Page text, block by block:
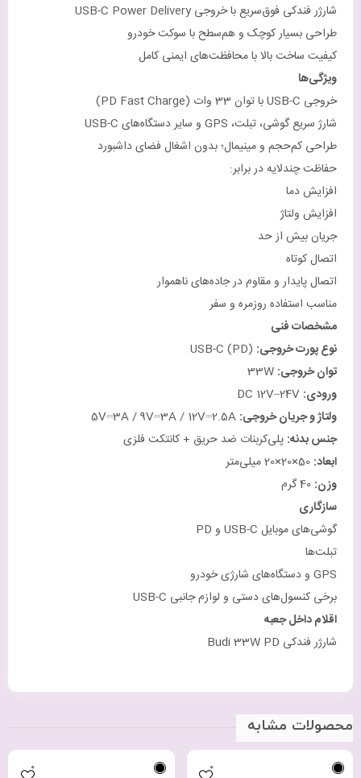
شارژر فندکی فوق‌سریع با خروجی USB-C Power Delivery
طراحی بسیار کوچک و هم‌سطح با سوکت خودرو
کیفیت ساخت بالا با محافظت‌های ایمنی کامل
ویژگی‌ها
خروجی USB-C با توان 33 وات (PD Fast Charge)
شارژ سریع گوشی، تبلت، GPS و سایر دستگاه‌های USB-C
طراحی کم‌حجم و مینیمال؛ بدون اشغال فضای داشبورد
حفاظت چندلایه در برابر:
افزایش دما
افزایش ولتاژ
جریان بیش از حد
اتصال کوتاه
اتصال پایدار و مقاوم در جاده‌های ناهموار
مناسب استفاده روزمره و سفر
مشخصات فنی
نوع پورت خروجی:
توان خروجی:
ورودی:
ولتاژ و جریان خروجی:
جنس بدنه: پلی‌کربنات ضد حریق + کانتکت فلزی
ابعاد:
وزن:
سازگاری
گوشی‌های موبایل USB-C و PD
تبلت‌ها
GPS و دستگاه‌های شارژی خودرو
برخی کنسول‌های دستی و لوازم جانبی USB-C
اقلام داخل جعبه
شارژر فندکی Budi 33W PD
محصولات مشابه
0
0